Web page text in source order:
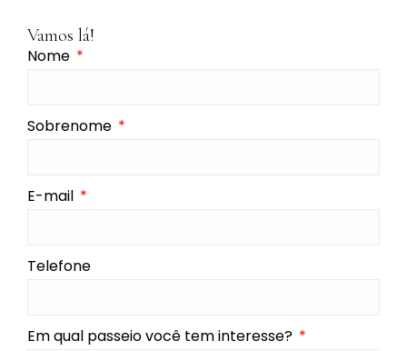
Vamos lá!
Nome
Sobrenome
E-mail
Telefone
Em qual passeio você tem interesse?